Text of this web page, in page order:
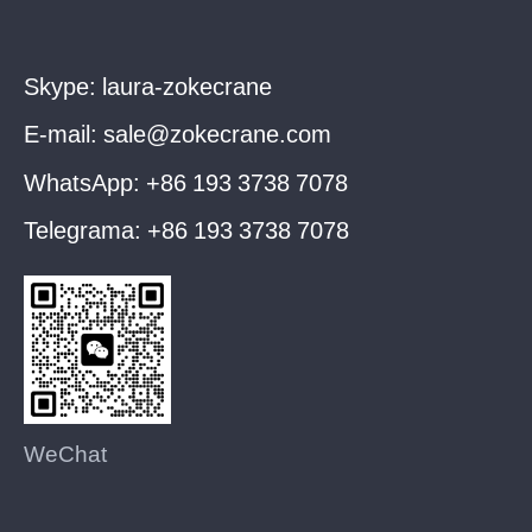
Skype: laura-zokecrane
E-mail: sale@zokecrane.com
WhatsApp: +86 193 3738 7078
Telegrama: +86 193 3738 7078
WeChat